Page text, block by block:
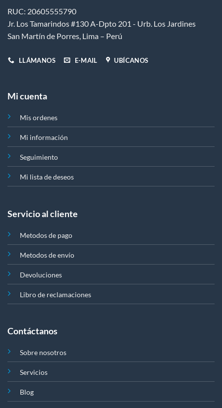
RUC: 20605555790
Jr. Los Tamarindos #130 A-Dpto 201 - Urb. Los Jardines
San Martín de Porres, Lima – Perú
LLÁMANOS E-MAIL UBÍCANOS
Mi cuenta
Mis ordenes
Mi información
Seguimiento
Mi lista de deseos
Servicio al cliente
Metodos de pago
Metodos de envío
Devoluciones
Libro de reclamaciones
Contáctanos
Sobre nosotros
Servicios
Blog